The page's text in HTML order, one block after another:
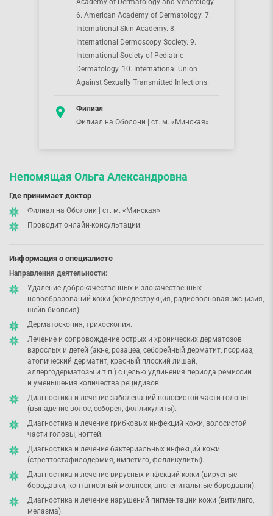
6. American Academy of Dermatology. 7.
International Skin Academy. 8.
International Dermoscopy Society. 9.
International Society of Pediatric
Dermatology. 10. International Union
Against Sexually Transmitted Infections.
Филиал
Филиал на Оболони | ст. м. «Минская»
Непомящая Ольга Александровна
Где принимает доктор
Филиал на Оболони | ст. м. «Минская»
Проводит онлайн-консультации
Информация о специалисте
Направления деятельности:
Удаление доброкачественных и злокачественных
новообразований кожи (криодеструкция, радиоволновая эксцизия,
шейв-биопсия).
Дерматоскопия, трихоскопия.
Лечение и сопровождение острых и хронических дерматозов
взрослых и детей (акне, розацеа, себорейный дерматит, псориаз,
атопический дерматит, красный плоский лишай,
аллергодерматозы и т.п.) с целью удлинения периода ремиссии
и уменьшения количества рецидивов.
Диагностика и лечение заболеваний волосистой части головы
(выпадение волос, себорея, фолликулиты).
Диагностика и лечение грибковых инфекций кожи, волосистой
части головы, ногтей.
Диагностика и лечение бактериальных инфекций кожи
(стрептостафилодермия, импетиго, фолликулиты).
Диагностика и лечение вирусных инфекций кожи (вирусные
бородавки, контагиозный моллюск, аногенитальные бородавки).
Диагностика и лечение нарушений пигментации кожи (витилиго,
мелазма).